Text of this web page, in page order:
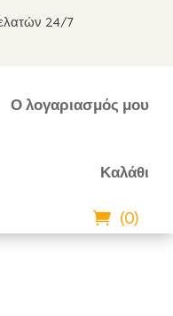
24/7
Ο λογαριασμός μου
Καλάθι
(0)